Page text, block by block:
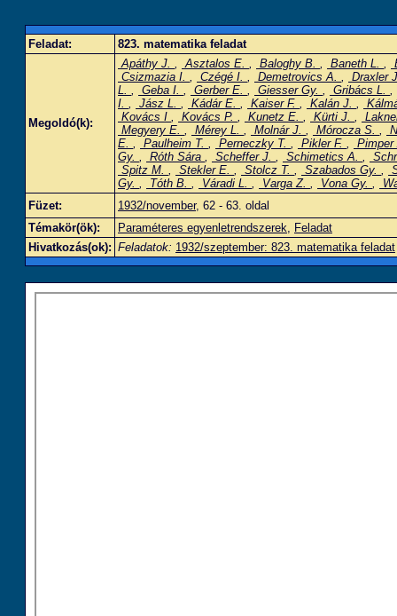
Feladat: 823. matematika feladat
Megoldó(k):
Apáthy J. , Asztalos E. , Baloghy B. , Baneth L. ,
Csizmazia I. , Czégé I. , Demetrovics A. ,
Draxler
L. , Geba I. , Gerber E. , Giesser Gy. , Gribács L. ,
I. , Jász L. , Kádár E. , Kaiser F. , Kalán J. ,
Kovács I , Kovács P. , Kunetz E. , Kürti J. ,
Megyery E. , Mérey L. , Molnár J. , Mórocza S. ,
E. , Paulheim T. , Perneczky T. , Pikler F. ,
Gy. , Róth Sára , Scheffer J. , Schimetics A. ,
Spitz M. , Stekler E. , Stolcz T. , Szabados Gy. ,
Gy. , Tóth B. , Váradi L. , Varga Z. , Vona Gy. ,
Füzet:
1932/november, 62 - 63. oldal
Témakör(ök):
Paraméteres egyenletrendszerek, Feladat
Hivatkozás(ok): Feladatok: 1932/szeptember: 823. matematika feladat